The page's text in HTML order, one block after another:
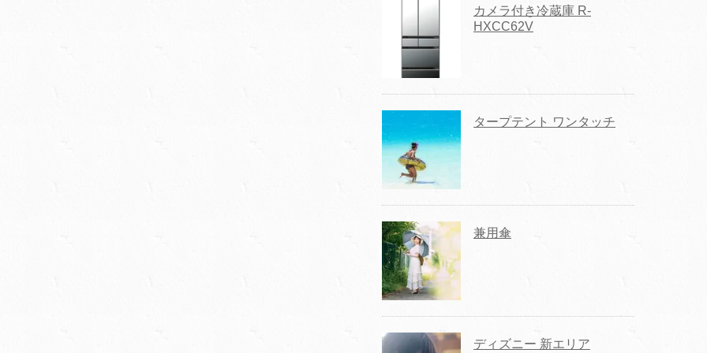
カメラ付き冷蔵庫 R-
HXCC62V
タープテント ワンタッチ
兼用傘
ディズニー 新エリア